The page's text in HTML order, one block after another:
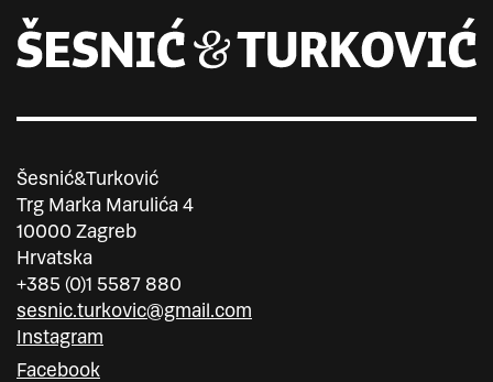
Šesnić&Turković
Trg Marka Marulića 4
10000 Zagreb
Hrvatska
+385 (0)1 5587 880
sesnic.turkovic@gmail.com
Instagram
Facebook